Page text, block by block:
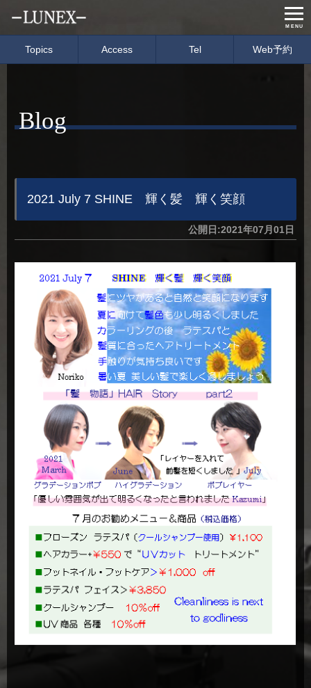
MENU
Concept
Staff blog
会社概要
イベント情報
Topics Access Tel Web予約
Blog
2021 July 7 SHINE 輝く髪 輝く笑顔
公開日:2021年07月01日